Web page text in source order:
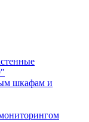
шкафам и